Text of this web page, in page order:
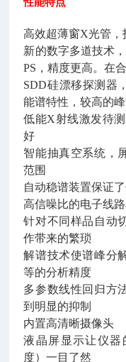
高效超薄窗X光管
新的数字多道技术
PS，精度更高。在
SDD硅漂移探测器
能谱特性，较高的
低能X射线激发待
好
智能抽真空系统，
范围
自动稳谱装置保证
高信噪比的电子线
针对不同样品自动
作带来的繁琐
解谱技术使谱峰分
等的分析精度
多参数线性回归方
到明显的抑制
内置高清晰摄像头
液晶屏显示让仪器
度）一目了然